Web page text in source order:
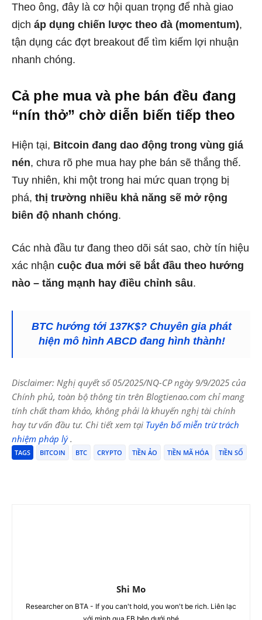
Theo ông, đây là cơ hội quan trọng để nhà giao
dịch áp dụng chiến lược theo đà (momentum),
tận dụng các đợt breakout để tìm kiếm lợi nhuận
nhanh chóng.
Cả phe mua và phe bán đều đang
“nín thở” chờ diễn biến tiếp theo
Hiện tại, Bitcoin đang dao động trong vùng giá
nén, chưa rõ phe mua hay phe bán sẽ thắng thế.
Tuy nhiên, khi một trong hai mức quan trọng bị
phá, thị trường nhiều khả năng sẽ mở rộng
biên độ nhanh chóng.
Các nhà đầu tư đang theo dõi sát sao, chờ tín hiệu
xác nhận cuộc đua mới sẽ bắt đầu theo hướng
nào – tăng mạnh hay điều chỉnh sâu.
BTC hướng tới 137K$? Chuyên gia phát
hiện mô hình ABCD đang hình thành!
Disclaimer: Nghị quyết số 05/2025/NQ-CP ngày 9/9/2025 của
Chính phủ, toàn bộ thông tin trên Blogtienao.com chỉ mang
tính chất tham khảo, không phải là khuyến nghị tài chính
hay tư vấn đầu tư. Chi tiết xem tại Tuyên bố miễn trừ trách
nhiệm pháp lý.
TAGS BITCOIN BTC CRYPTO TIỀN ẢO TIỀN MÃ HÓA TIỀN SỐ
Shi Mo
Researcher on BTA - If you can't hold, you won't be rich. Liên lạc